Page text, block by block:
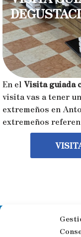
En el Visita guiada
visita vas a tener
extremeños en
extremeños